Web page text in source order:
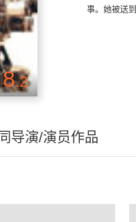
8.2
事。她被送
同导演/演员作品